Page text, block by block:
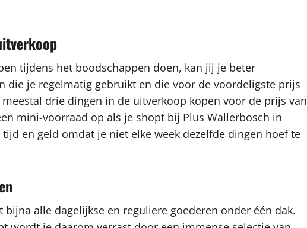
tijdens het boodschappen doen, kan jij je beter
die je regelmatig gebruikt en die voor de voordeligste prijs
drie dingen in de uitverkoop kopen voor de prijs van
mini-voorraad op als je shopt bij Plus Wallerbosch in
en geld omdat je niet elke week dezelfde dingen hoef te
alle dagelijkse en reguliere goederen onder één dak.